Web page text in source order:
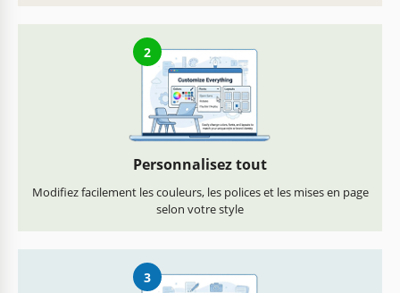
2
Personnalisez tout
Modifiez facilement les couleurs, les polices et les mises en page
selon votre style
3